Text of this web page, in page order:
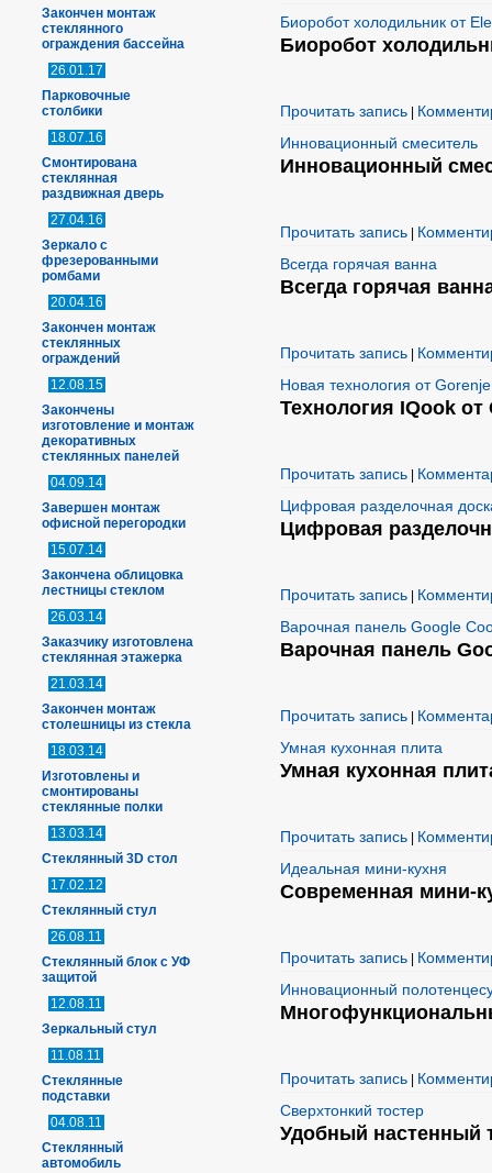
Закончен монтаж
стеклянного
ограждения бассейна
26.01.17
Парковочные
столбики
18.07.16
Смонтирована
стеклянная
раздвижная дверь
27.04.16
Зеркало с
фрезерованными
ромбами
20.04.16
Закончен монтаж
стеклянных
ограждений
12.08.15
Закончены
изготовление и монтаж
декоративных
стеклянных панелей
04.09.14
Завершен монтаж
офисной перегородки
15.07.14
Закончена облицовка
лестницы стеклом
26.03.14
Заказчику изготовлена
стеклянная этажерка
21.03.14
Закончен монтаж
столешницы из стекла
18.03.14
Изготовлены и
смонтированы
стеклянные полки
13.03.14
Стеклянный 3D стол
17.02.12
Стеклянный стул
26.08.11
Стеклянный блок с УФ
защитой
12.08.11
Зеркальный стул
11.08.11
Стеклянные
подставки
04.08.11
Стеклянный
автомобиль
Биоробот холодильник от
Биоробот
Прочитать запись
Инновационный смеситель
Инновационный
Прочитать запись
Всегда горячая ванна
Всегда горячая
Прочитать запись
Новая технология от Gorenje
Технология IQook от
Прочитать запись
Цифровая разделочная
Цифровая
Прочитать запись
Варочная панель Google
Варочная панель
Прочитать запись
Умная кухонная плита
Умная кухонная
Прочитать запись
Идеальная мини-кухня
Современная мини-
Прочитать запись
Инновационный
Прочитать запись
Сверхтонкий тостер
Удобный настенный